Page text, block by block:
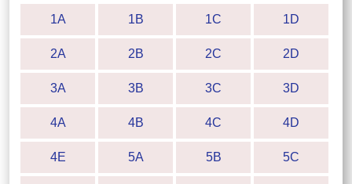
1A 1B 1C 1D
2A 2B 2C 2D
3A 3B 3C 3D
4A 4B 4C 4D
4E 5A 5B 5C